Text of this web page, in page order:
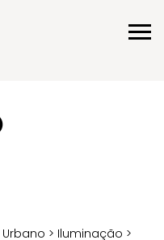
> Iluminação >